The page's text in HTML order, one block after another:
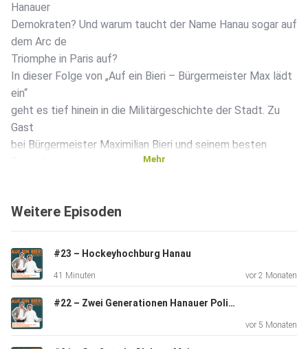
Hanauer
Demokraten? Und warum taucht der Name Hanau sogar auf
dem Arc de
Triomphe in Paris auf?
In dieser Folge von „Auf ein Bieri – Bürgermeister Max lädt
ein“
geht es tief hinein in die Militärgeschichte der Stadt. Zu
Gast
bei Bürgermeister Maximilian Bieri und seinem besten
seit Jahrzehnten zur Geschichte Hanaus forscht.
Gemeinsam reisen die drei durch mehr als 200 Jahre
Stadtgeschichte: von Napoleon Bonaparte, der auf seinem
Rückzug
aus Russland vor den Toren Hanaus eine seiner letzten
Mehr
Weitere Episoden
#23 – Hockeyhochburg Hanau
41 Minuten vor 2 Monaten
#22 – Zwei Generationen Hanauer Politik
vor 5 Monaten